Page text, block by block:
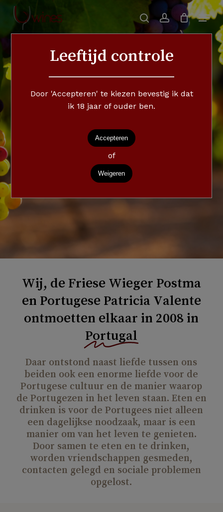
Leeftijd controle
Door 'Accepteren' te kiezen bevestig ik dat
ik 18 jaar of ouder ben.
Accepteren
of
Weigeren
Skip
main
searchaccount
Menu
Cart Close
Cart
Wat is Quinas Wines,
zijn
Wij, de Friese Wieger Postma
en Portugese Patricia Valente
ontmoetten elkaar in 2008 in
Portugal
Daar ontstond naast liefde tussen ons
beiden ook een enorme liefde voor de
Portugese cultuur en de manier waarop
de Portugezen in het leven staan. Eten en
drinken is voor de Portugees niet alleen
een dagelijkse noodzaak, maar is een
manier om van het leven te genieten.
Door samen te eten en te drinken,
worden vriendschappen gesmeden,
contacten gelegd en sociale problemen
opgelost.
Close
Menu